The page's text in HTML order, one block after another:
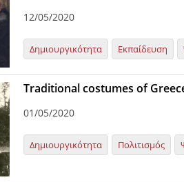
12/05/2020
Δημιουργικότητα Εκπαίδευση
Traditional costumes of
01/05/2020
Δημιουργικότητα Πολιτισμός